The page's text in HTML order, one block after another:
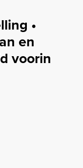
•
en
voorin